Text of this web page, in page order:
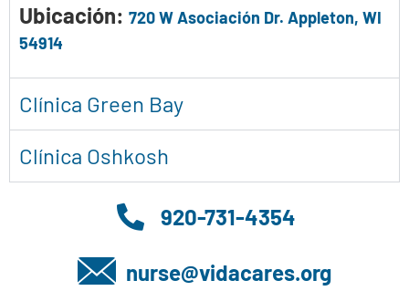
Ubicación: 720 W Asociación Dr. Appleton, WI
54914
Clínica Green Bay
Clínica Oshkosh
920-731-4354
nurse@vidacares.org